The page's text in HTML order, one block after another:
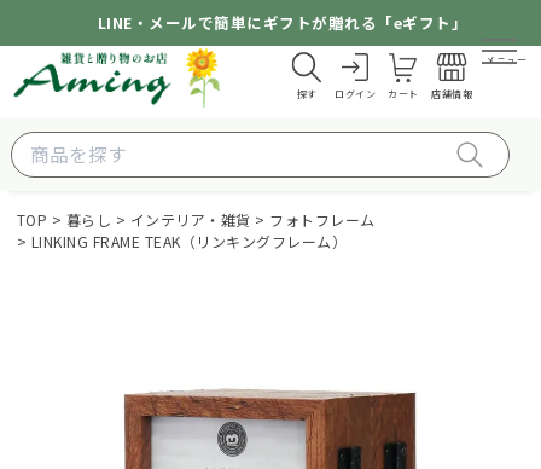
LINE・メールで簡単にギフトが贈れる「eギフト」
探す ログイン カート 店舗情報
メニュー
TOP 暮らし インテリア・雑貨
フォトフレーム
LINKING FRAME TEAK（リンキングフレーム）